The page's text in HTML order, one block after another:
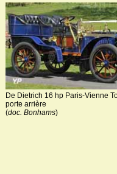
De Dietrich 16 hp Paris-Vienne
porte arrière
(doc. Bonhams)